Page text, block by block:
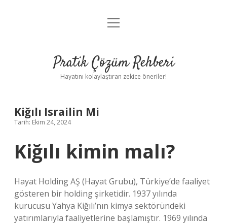
Anasayfa
Yasal Uyarı
menüyü
Pratik Çözüm Rehberi
Hayatını kolaylaştıran zekice öneriler!
Kiğılı Israilin Mi
Tarih: Ekim 24, 2024
Kiğılı kimin malı?
Hayat Holding AŞ (Hayat Grubu), Türkiye’de faaliyet
gösteren bir holding şirketidir. 1937 yılında
kurucusu Yahya Kiğılı’nın kimya sektöründeki
yatırımlarıyla faaliyetlerine başlamıştır. 1969 yılında